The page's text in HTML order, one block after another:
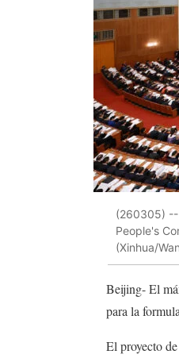
(260305) --
People's
(Xinhua/
Beijing- El
para la
El proyecto